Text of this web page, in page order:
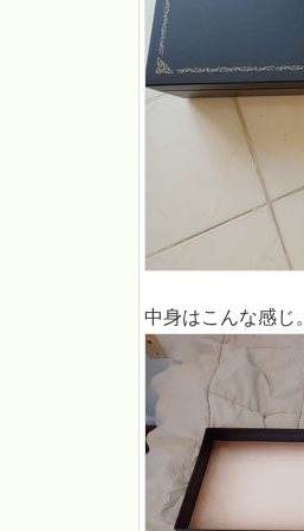
中身はこんな感じ